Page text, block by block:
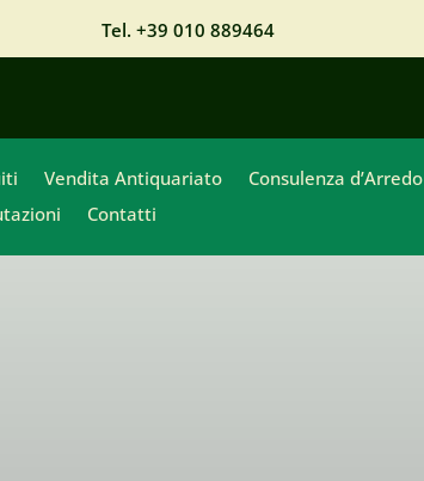
Tel. +39 010 889464
Vendita Antiquariato Consulenza d’Arredo
Contatti